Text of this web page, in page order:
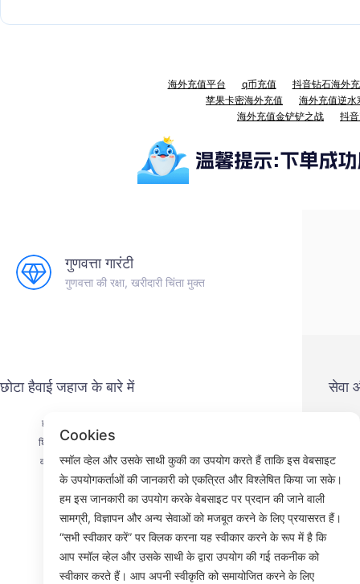
海外充值平台 q币充值
抖音钻石海外
苹果卡密海外充值
海外充值逆水
海外充值金铲铲之战
抖
गुणवत्ता गारंटी
गुणवत्ता की रक्षा, खरीदारी चिंता मुक्त
छोटा हैवाई जहाज के बारे में
हमसे संपर्क करें
शिपमेंट प्रक्रिया
वापसी प्रक्रिया
हमारे बारे में
सेवा
Cookies
स्मॉल व्हेल और उसके साथी कुकी का उपयोग करते हैं ताकि इस वेबसाइट
के उपयोगकर्ताओं की जानकारी को एकत्रित और विश्लेषित किया जा सके।
हम इस जानकारी का उपयोग करके वेबसाइट पर प्रदान की जाने वाली
सामग्री, विज्ञापन और अन्य सेवाओं को मजबूत करने के लिए प्रयासरत हैं।
“सभी स्वीकार करें” पर क्लिक करना यह स्वीकार करने के रूप में है कि
आप स्मॉल व्हेल और उसके साथी के द्वारा उपयोग की गई तकनीक को
स्वीकार करते हैं। आप अपनी स्वीकृति को समायोजित करने के लिए